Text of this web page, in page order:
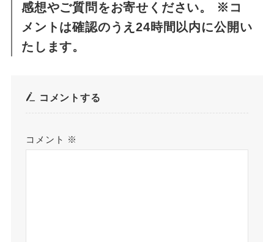
感想やご質問をお寄せください。 ※コ
メントは確認のうえ24時間以内に公開い
たします。
コメントする
コメント ※